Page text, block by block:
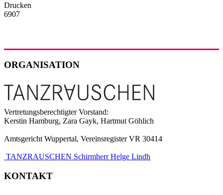
Drucken
6907
ORGANISATION
Vertretungsberechtigter Vorstand:
Kerstin Hamburg, Zara Gayk, Hartmut Göhlich
Amtsgericht Wuppertal, Vereinsregister VR 30414
TANZRAUSCHEN Schirmherr Helge Lindh
KONTAKT